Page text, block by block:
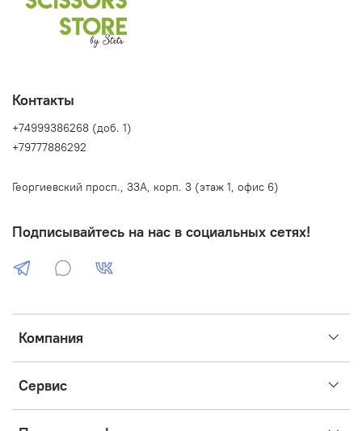
Компания
Сервис
Контакты
+74999386268 (доб. 1)
+79777886292
Георгиевский просп., 33А, корп. 3 (этаж 1, офис 6)
Подписывайтесь на нас в социальных сетях!